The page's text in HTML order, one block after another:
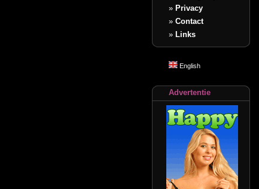
» Privacy
» Contact
» Links
English
Advertentie